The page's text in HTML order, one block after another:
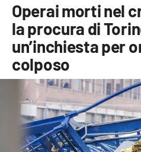
SEZIONI
Cronaca
Politica
Attualità
Economia e lavoro
Operai morti nel
la procura di
un’inchiesta per
colposo